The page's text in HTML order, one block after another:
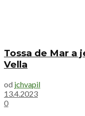
Tossa de Mar a
Vella
od jchvapil
13.4.2023
0